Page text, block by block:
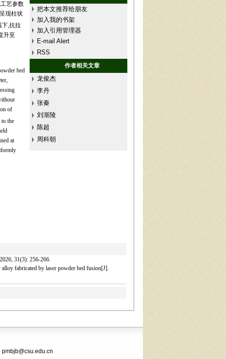
艺参数
现柱状
下,抗拉
升至
把本文推荐给朋友
加入我的书架
加入引用管理器
E-mail Alert
RSS
作者相关文章
龙俊杰
李丹
张秦
刘渐陵
陈超
周科朝
bed
of
the
at
31(3): 256-266.
fabricated by laser powder bed fusion[J].